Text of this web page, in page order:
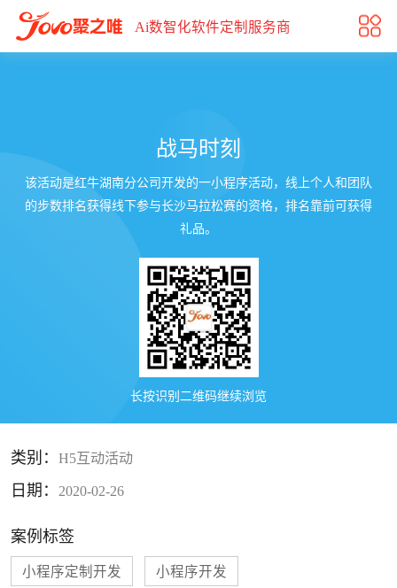
战马时刻
Ai数智化软件定制服务商
战马时刻
该活动是红牛湖南分公司开发的一小程序活动，线上个人和团队
的步数排名获得线下参与长沙马拉松赛的资格，排名靠前可获得
礼品。
长按识别二维码继续浏览
类别： H5互动活动
日期： 2020-02-26
案例标签
小程序定制开发 小程序开发